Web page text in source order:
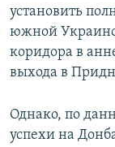
установить
южной
коридора в
выхода в
Однако, по
успехи на